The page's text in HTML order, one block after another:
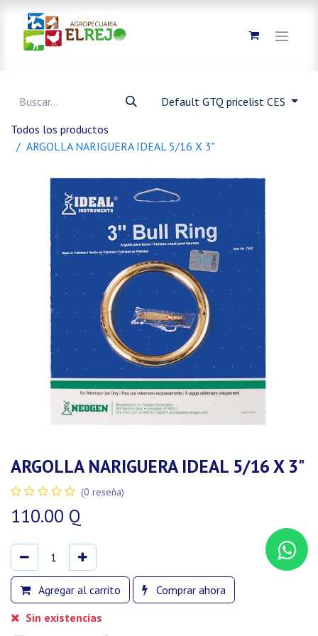
Default GTQ pricelist CES
Todos los productos
ARGOLLA NARIGUERA IDEAL 5/16 X 3"
ARGOLLA NARIGUERA IDEAL 5/16 X 3"
(0 reseña)
110.00 Q
Agregar al carrito
Comprar ahora
Sin existencias